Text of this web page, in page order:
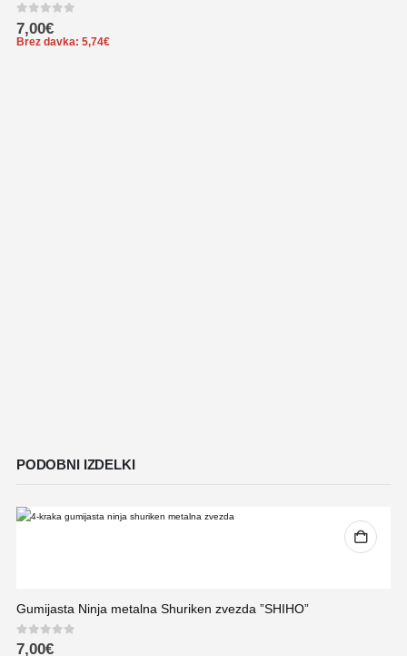
0out of 5
7,00€
Brez davka: 5,74€
PODOBNI IZDELKI
Gumijasta Ninja metalna Shuriken zvezda ”SHIHO”
0out of 5
7,00€